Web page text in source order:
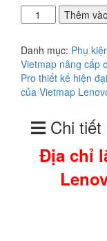
chỉ
Màn
hình
Vietmap
Lenovo
Pro
giá
Thêm
Danh mục: Phụ
Vietmap nâng cấp
Pro thiết kế hiện
của Vietmap
Chi
Địa chỉ